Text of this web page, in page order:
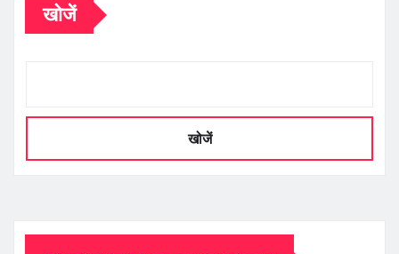
खोजें
खोजें